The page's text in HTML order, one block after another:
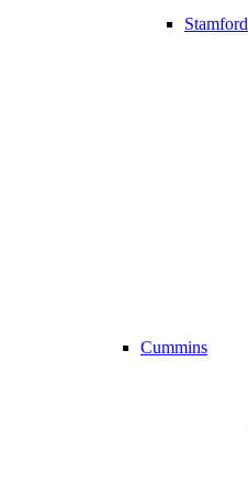
Stamford
Cummins